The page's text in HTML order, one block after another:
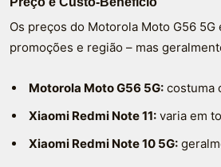
Os preços do Motorola Moto G56
promoções e região – mas
Motorola Moto G56 5G: costuma
Xiaomi Redmi Note 11: varia em
Xiaomi Redmi Note 10 5G: